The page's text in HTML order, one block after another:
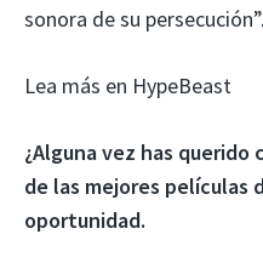
sonora de su persecución”.
Lea más en HypeBeast
¿Alguna vez has
de las mejores películas
oportunidad.